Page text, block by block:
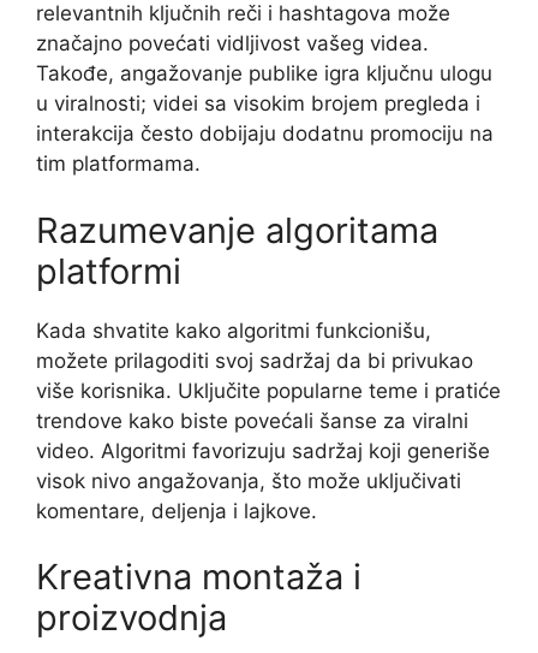
relevantnih ključnih reči i hashtagova može
značajno povećati vidljivost vašeg videa.
Takođe, angažovanje publike igra ključnu ulogu
u viralnosti; videi sa visokim brojem pregleda i
interakcija često dobijaju dodatnu promociju na
tim platformama.
Razumevanje algoritama
platformi
Kada shvatite kako algoritmi funkcionišu,
možete prilagoditi svoj sadržaj da bi privukao
više korisnika. Uključite popularne teme i pratiće
trendove kako biste povećali šanse za viralni
video. Algoritmi favorizuju sadržaj koji generiše
visok nivo angažovanja, što može uključivati
komentare, deljenja i lajkove.
Kreativna montaža i
proizvodnja